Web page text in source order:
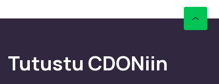
Barbielta ja Schleichistä kilpailukykyiseen
hintaan nopealla toimituksella.
Tutustu CDONiin